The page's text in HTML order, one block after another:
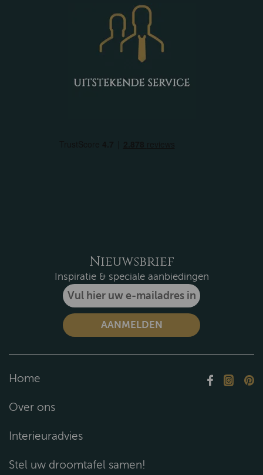
Nieuwsbrief
Inspiratie & speciale aanbiedingen
Home
Over ons
Interieuradvies
Stel uw droomtafel samen!